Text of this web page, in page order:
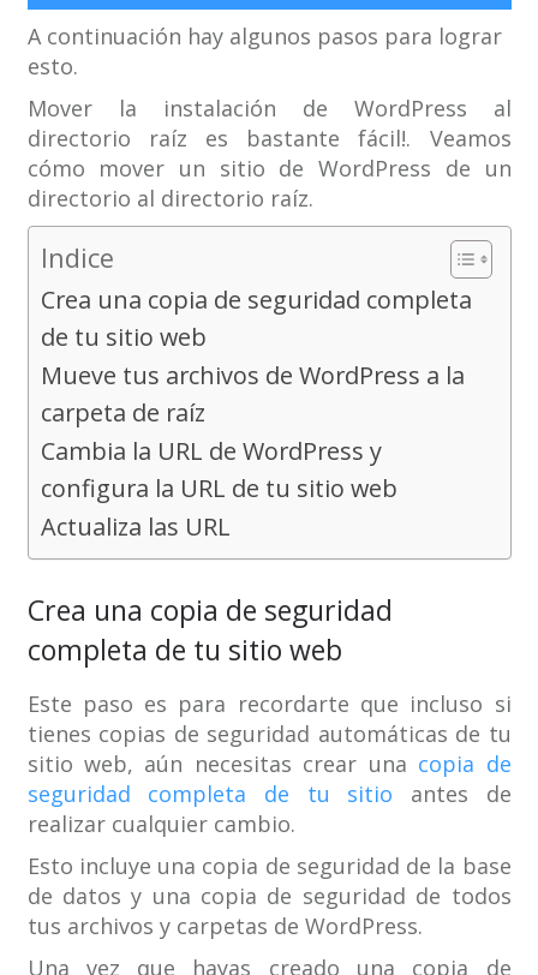
A continuación hay algunos pasos para lograr
esto.
Mover la instalación de WordPress al
directorio raíz es bastante fácil!. Veamos
cómo mover un sitio de WordPress de un
directorio al directorio raíz.
Indice
Crea una copia de seguridad completa
de tu sitio web
Mueve tus archivos de WordPress a la
carpeta de raíz
Cambia la URL de WordPress y
configura la URL de tu sitio web
Actualiza las URL
Crea una copia de seguridad
completa de tu sitio web
Este paso es para recordarte que incluso si
tienes copias de seguridad automáticas de tu
sitio web, aún necesitas crear una copia de
seguridad completa de tu sitio antes de
realizar cualquier cambio.
Esto incluye una copia de seguridad de la base
de datos y una copia de seguridad de todos
tus archivos y carpetas de WordPress.
Una vez que hayas creado una copia de